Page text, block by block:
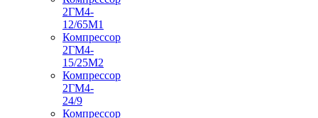
2ГМ4-
12/65М1
Компрессор
2ГМ4-
15/25М2
Компрессор
2ГМ4-
24/9
Компрессор